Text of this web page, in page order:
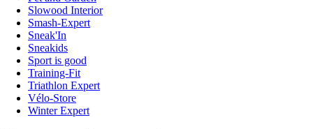
Slowood Interior
Smash-Expert
Sneak'In
Sneakids
Sport is good
Training-Fit
Triathlon Expert
Vélo-Store
Winter Expert